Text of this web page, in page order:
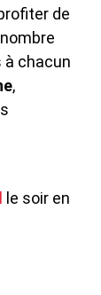
de
à chacun
,
le soir en